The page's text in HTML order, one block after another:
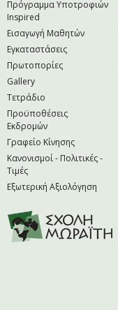
Πρόγραμμα Υποτροφιών
Inspired
Εισαγωγή Μαθητών
Εγκαταστάσεις
Πρωτοπορίες
Gallery
Τετράδιο
Προϋποθέσεις
Εκδρομών
Γραφείο Κίνησης
Κανονισμοί - Πολιτικές -
Τιμές
Εξωτερική Αξιολόγηση